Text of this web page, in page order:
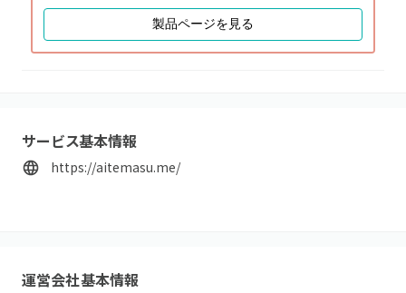
製品ページを見る
サービス基本情報
https://aitemasu.me/
運営会社基本情報